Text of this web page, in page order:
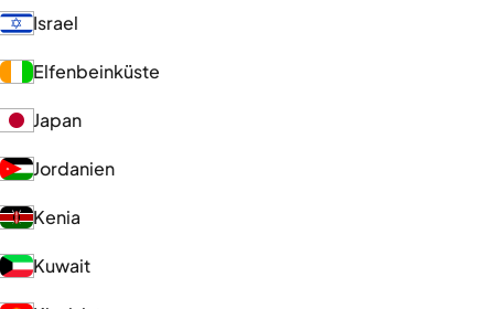
Israel
Elfenbeinküste
Japan
Jordanien
Kenia
Kuwait